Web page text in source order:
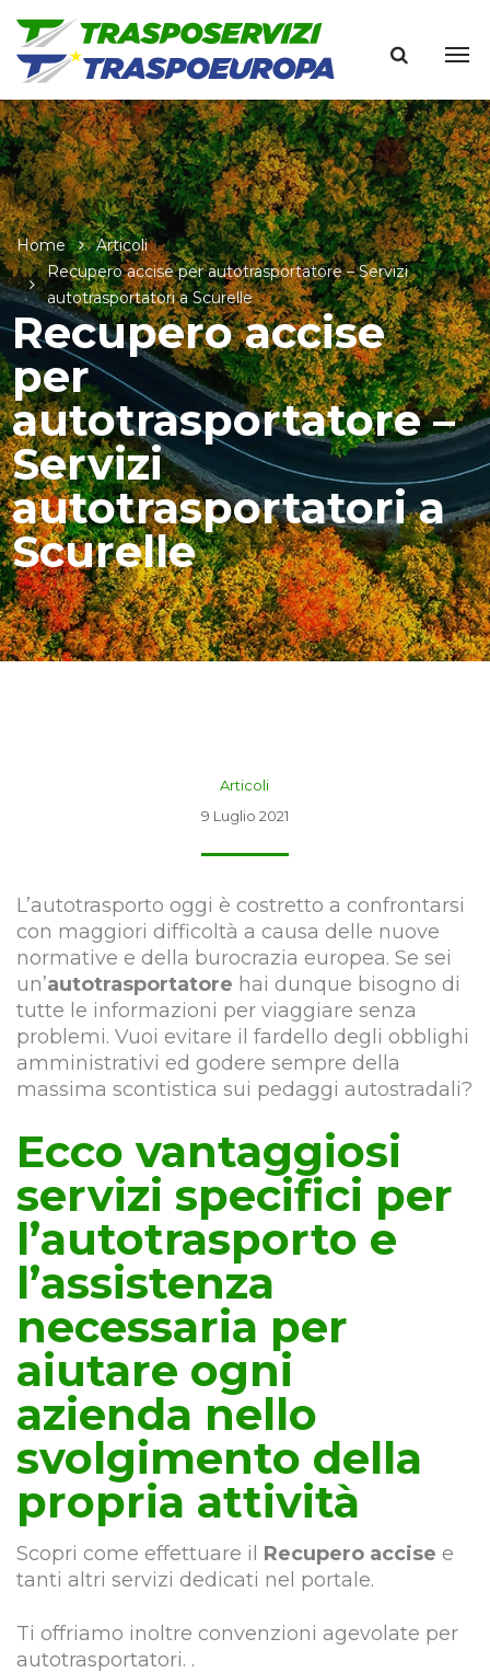
Home
Articoli
Recupero accise per autotrasportatore – Servizi
autotrasportatori a Scurelle
Recupero accise
per
autotrasportatore –
Servizi
autotrasportatori a
Scurelle
Articoli
9 Luglio 2021
L’autotrasporto oggi è costretto a confrontarsi
con maggiori difficoltà a causa delle nuove
normative e della burocrazia europea. Se sei
un’autotrasportatore hai dunque bisogno di
tutte le informazioni per viaggiare senza
problemi. Vuoi evitare il fardello degli obblighi
amministrativi ed godere sempre della
massima scontistica sui pedaggi autostradali?
Ecco vantaggiosi
servizi specifici per
l’autotrasporto e
l’assistenza
necessaria per
aiutare ogni
azienda nello
svolgimento della
propria attività
Scopri come effettuare il Recupero accise e
tanti altri servizi dedicati nel portale.
Ti offriamo inoltre convenzioni agevolate per
autotrasportatori. .